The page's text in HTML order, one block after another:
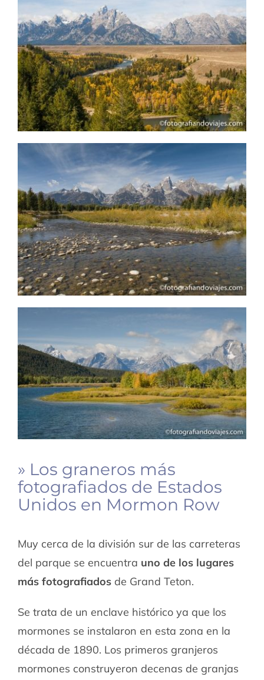
» Los graneros más
fotografiados de Estados
Unidos en Mormon Row
Muy cerca de la división sur de las carreteras
del parque se encuentra uno de los lugares
más fotografiadosde Grand Teton.
Se trata de un enclave histórico ya que los
mormones se instalaron en esta zona en la
década de 1890. Los primeros granjeros
mormones construyeron decenas de granjas